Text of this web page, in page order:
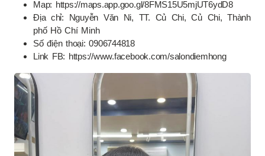
Map: https://maps.app.goo.gl/8FMS15U5mjUT6ydD8
Địa chỉ: Nguyễn Văn Ni, TT. Củ Chi, Củ Chi, Thành
phố Hồ Chí Minh
Số điện thoại: 0906744818
Link FB: https://www.facebook.com/salondiemhong